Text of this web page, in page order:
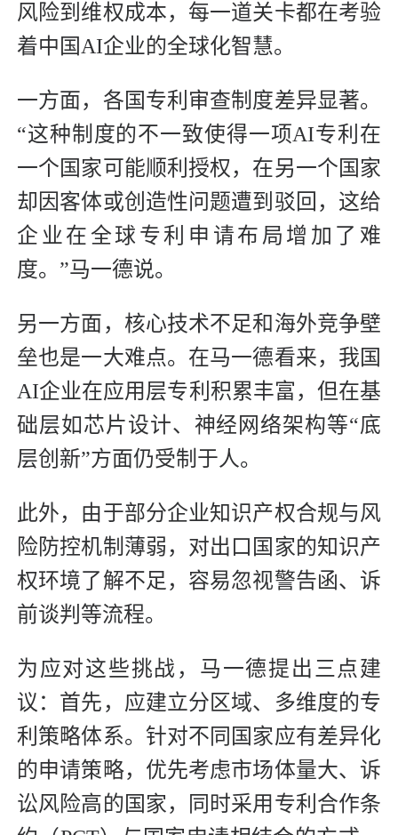
风险到维权成本，每一道关卡都在考验
着中国AI企业的全球化智慧。
一方面，各国专利审查制度差异显著。
“这种制度的不一致使得一项AI专利在
一个国家可能顺利授权，在另一个国家
却因客体或创造性问题遭到驳回，这给
企业在全球专利申请布局增加了难
度。”马一德说。
另一方面，核心技术不足和海外竞争壁
垒也是一大难点。在马一德看来，我国
AI企业在应用层专利积累丰富，但在基
础层如芯片设计、神经网络架构等“底
层创新”方面仍受制于人。
此外，由于部分企业知识产权合规与风
险防控机制薄弱，对出口国家的知识产
权环境了解不足，容易忽视警告函、诉
前谈判等流程。
为应对这些挑战，马一德提出三点建
议：首先，应建立分区域、多维度的专
利策略体系。针对不同国家应有差异化
的申请策略，优先考虑市场体量大、诉
讼风险高的国家，同时采用专利合作条